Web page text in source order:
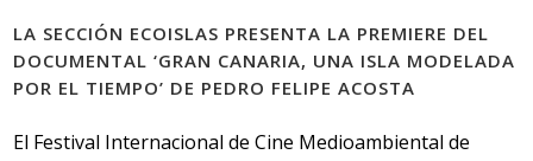
LA SECCIÓN ECOISLAS PRESENTA LA PREMIERE DEL
DOCUMENTAL ‘GRAN CANARIA, UNA ISLA MODELADA
POR EL TIEMPO’ DE PEDRO FELIPE ACOSTA
El Festival Internacional de Cine Medioambiental de